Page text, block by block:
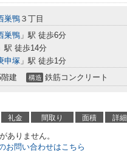
巣鴨 ３丁目
巣鴨 」駅 徒歩6分
駅 徒歩14分
申塚 」駅 徒歩1分
建 構造 鉄筋コンクリート
礼金 間取り 面積 詳細
ありません。
お問い合わせはこちら